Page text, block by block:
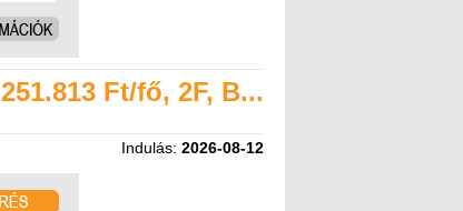
251.813 Ft/fő, 2F, B...
Indulás: 2026-08-12